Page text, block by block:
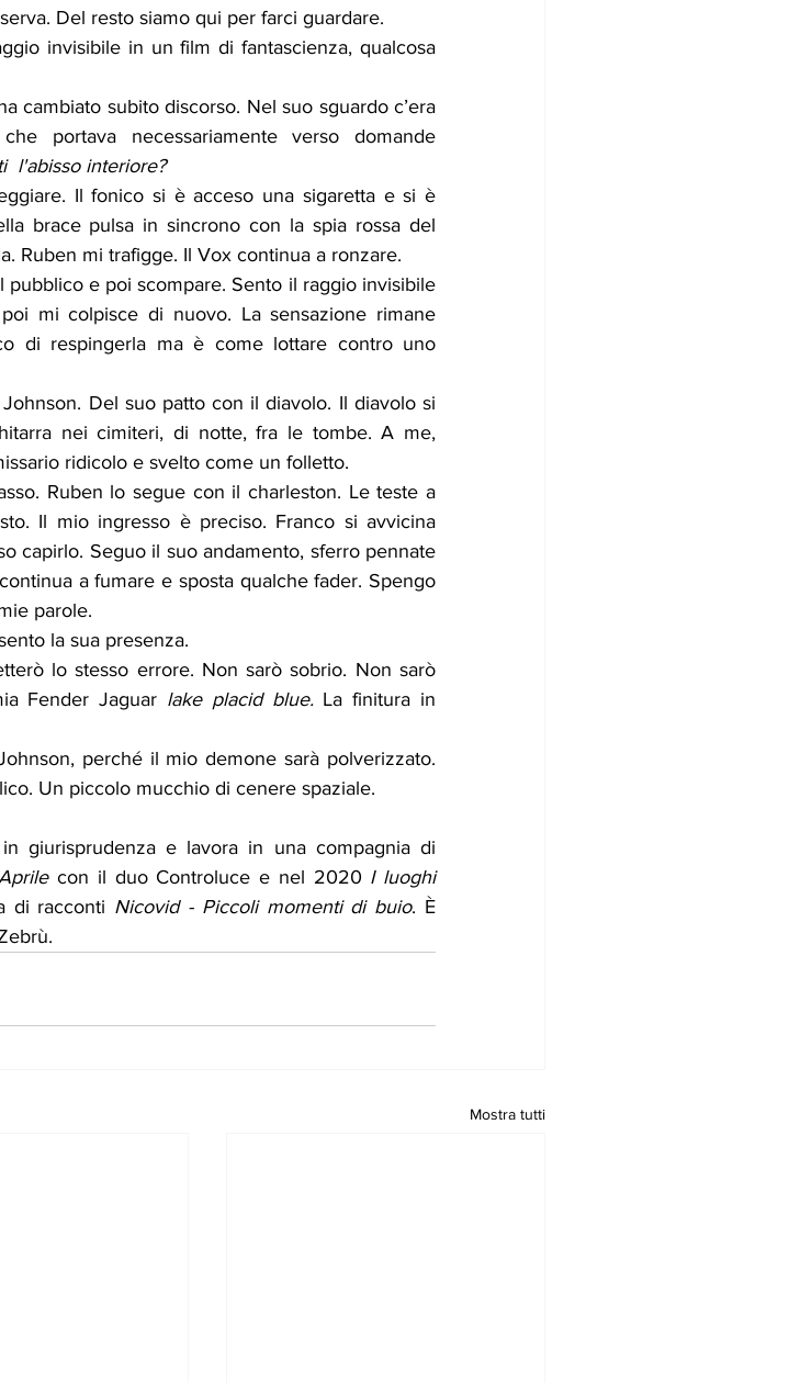
Del resto siamo qui per farci guardare.
invisibile in un film di fantascienza, qualcosa
cambiato subito discorso. Nel suo sguardo c’era
portava necessariamente verso domande
l'abisso interiore?
Il fonico si è acceso una sigaretta e si è
brace pulsa in sincrono con la spia rossa del
Ruben mi trafigge. Il Vox continua a ronzare.
e poi scompare. Sento il raggio invisibile
mi colpisce di nuovo. La sensazione rimane
di respingerla ma è come lottare contro uno
Del suo patto con il diavolo. Il diavolo si
nei cimiteri, di notte, fra le tombe. A me,
ridicolo e svelto come un folletto.
Ruben lo segue con il charleston. Le teste a
Il mio ingresso è preciso. Franco si avvicina
capirlo. Seguo il suo andamento, sferro pennate
a fumare e sposta qualche fader. Spengo
parole.
la sua presenza.
lo stesso errore. Non sarò sobrio. Non sarò
Fender Jaguar lake placid blue. La finitura in
perché il mio demone sarà polverizzato.
Un piccolo mucchio di cenere spaziale.
giurisprudenza e lavora in una compagnia di
con il duo Controluce e nel 2020 I luoghi
di racconti Nicovid - Piccoli momenti di buio. È
Mostra tutti